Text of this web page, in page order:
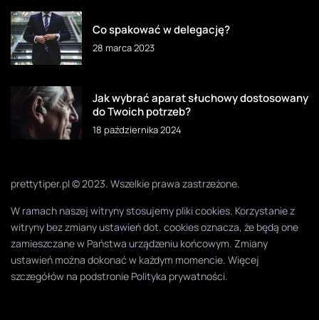
Co spakować w delegację?
28 marca 2023
Jak wybrać aparat słuchowy dostosowany
do Twoich potrzeb?
18 października 2024
prettytiper.pl © 2023. Wszelkie prawa zastrzeżone.
W ramach naszej witryny stosujemy pliki cookies. Korzystanie z
witryny bez zmiany ustawień dot. cookies oznacza, że będą one
zamieszczane w Państwa urządzeniu końcowym. Zmiany
ustawień można dokonać w każdym momencie. Więcej
szczegółów na podstronie Polityka prywatności.